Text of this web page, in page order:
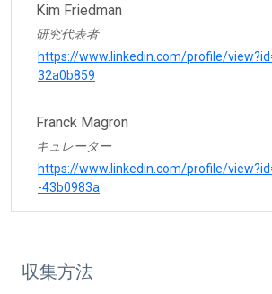
Kim Friedman
研究代表者
https://www.linkedin.com/profile/
32a0b859
Franck Magron
キュレーター
https://www.linkedin.com/profile/
-43b0983a
収集方法